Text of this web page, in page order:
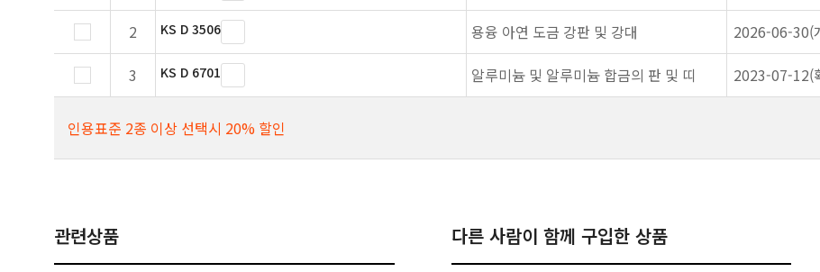
2
KS D 3506 용융 아연 도금 강판 및 강대 2026-06-30(
3
KS D 6701 알루미늄 및 알루미늄 합금의 판 및 띠 2023-07-12(
인용표준 2종 이상 선택시 20% 할인
관련상품 다른 사람이 함께 구입한 상품